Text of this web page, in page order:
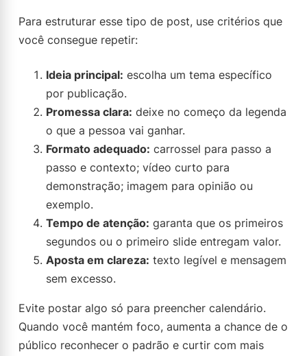
Para estruturar esse tipo de post, use critérios que
você consegue repetir:
Ideia principal: escolha um tema específico
por publicação.
Promessa clara: deixe no começo da legenda
o que a pessoa vai ganhar.
Formato adequado: carrossel para passo a
passo e contexto; vídeo curto para
demonstração; imagem para opinião ou
exemplo.
Tempo de atenção: garanta que os primeiros
segundos ou o primeiro slide entregam valor.
Aposta em clareza: texto legível e mensagem
sem excesso.
Evite postar algo só para preencher calendário.
Quando você mantém foco, aumenta a chance de o
público reconhecer o padrão e curtir com mais